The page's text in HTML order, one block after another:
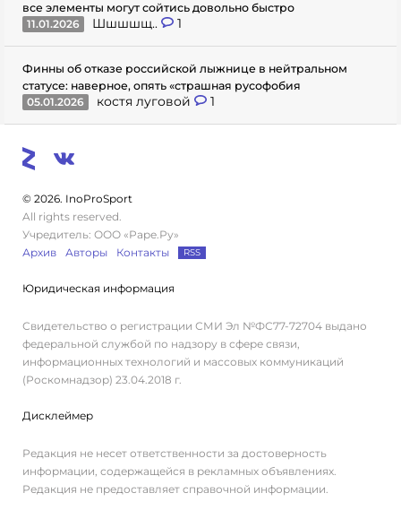
все элементы могут сойтись довольно быстро
11.01.2026
Шшшшщ.. 1
Финны об отказе российской лыжнице в нейтральном
статусе: наверное, опять «страшная русофобия
05.01.2026
костя луговой 1
© 2026. InoProSport
All rights reserved.
Учредитель: ООО «Раре.Ру»
Архив
Авторы Контакты RSS
Юридическая информация
Свидетельство о регистрации СМИ Эл №ФС77-72704 выдано
федеральной службой по надзору в сфере связи,
информационных технологий и массовых коммуникаций
(Роскомнадзор) 23.04.2018 г.
Дисклеймер
Редакция не несет ответственности за достоверность
информации, содержащейся в рекламных объявлениях.
Редакция не предоставляет справочной информации.